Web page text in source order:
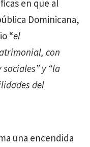
en que al
Dominicana,
“el
con
y “la
del
una encendida